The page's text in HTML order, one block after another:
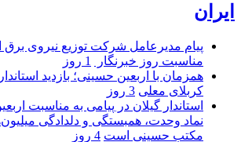
ایران
پیام مدیرعامل شركت توزیع نیروی برق
مناسبت روز خبرنگار ‌
1 روز
همزمان با اربعین حسینی؛ بازدید
کربلای معلی 3 روز
استاندار گیلان در پیامی به مناسبت
نماد وحدت، همبستگی و دلدادگی
مکتب حسینی است 4 روز